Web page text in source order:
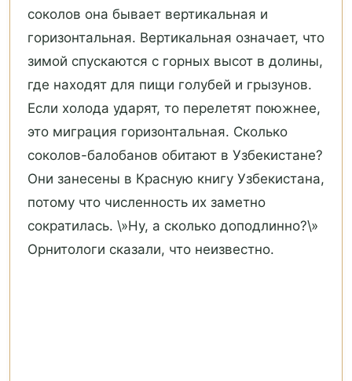
соколов она бывает вертикальная и
горизонтальная. Вертикальная означает, что
зимой спускаются с горных высот в долины,
где находят для пищи голубей и грызунов.
Если холода ударят, то перелетят поюжнее,
это миграция горизонтальная. Сколько
соколов-балобанов обитают в Узбекистане?
Они занесены в Красную книгу Узбекистана,
потому что численность их заметно
сократилась. \»Ну, а сколько доподлинно?\»
Орнитологи сказали, что неизвестно.